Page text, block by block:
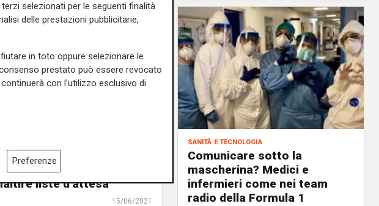
"L'ospedale di Albenga
diventare hub per
liste d'attesa"
15/06/2021
sanità e tecnologia
Comunicare sotto la
mascherina? Medici e
infermieri come nei team
radio della Formula 1
selezionati per le seguenti finalità
delle prestazioni pubblicitarie,
in toto oppure selezionare le
prestato può essere revocato
con l'utilizzo esclusivo di
Preferenze